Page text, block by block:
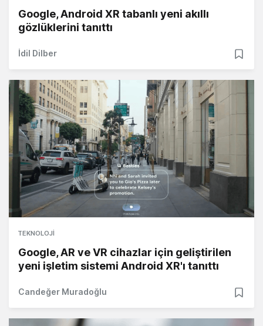
Google, Android XR tabanlı yeni akıllı
gözlüklerini tanıttı
İdil Dilber
TEKNOLOJI
Google, AR ve VR cihazlar için geliştirilen
yeni işletim sistemi Android XR'ı tanıttı
Candeğer Muradoğlu